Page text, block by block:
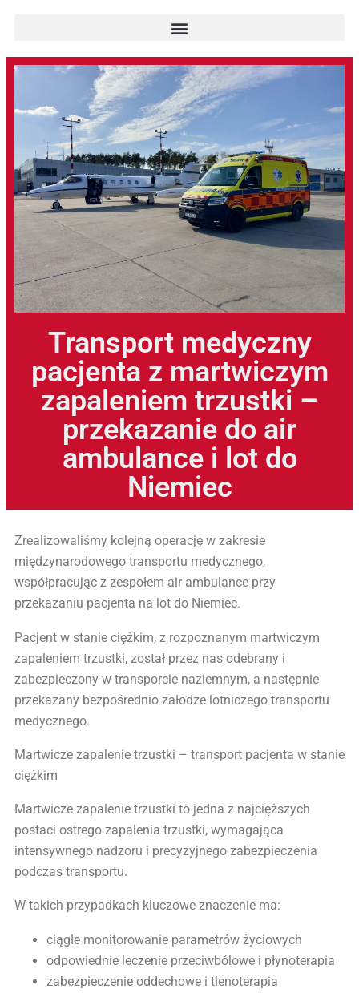
Transport medyczny
pacjenta z martwiczym
zapaleniem trzustki –
przekazanie do air
ambulance i lot do
Niemiec
Zrealizowaliśmy kolejną operację w zakresie
międzynarodowego transportu medycznego,
współpracując z zespołem air ambulance przy
przekazaniu pacjenta na lot do Niemiec.
Pacjent w stanie ciężkim, z rozpoznanym martwiczym
zapaleniem trzustki, został przez nas odebrany i
zabezpieczony w transporcie naziemnym, a następnie
przekazany bezpośrednio załodze lotniczego transportu
medycznego.
Martwicze zapalenie trzustki – transport pacjenta w stanie
ciężkim
Martwicze zapalenie trzustki to jedna z najcięższych
postaci ostrego zapalenia trzustki, wymagająca
intensywnego nadzoru i precyzyjnego zabezpieczenia
podczas transportu.
W takich przypadkach kluczowe znaczenie ma:
ciągłe monitorowanie parametrów życiowych
odpowiednie leczenie przeciwbólowe i płynoterapia
zabezpieczenie oddechowe i tlenoterapia